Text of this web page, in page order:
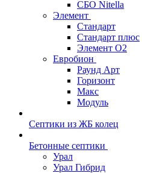
СБО Nitella
Элемент
Стандарт
Стандарт плюс
Элемент О2
Евробион
Раунд Арт
Горизонт
Макс
Модуль
Септики из ЖБ колец
Бетонные септики
Урал
Урал Гибрид